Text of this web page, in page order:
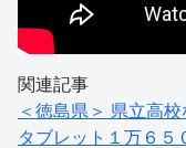
関連記事
＜徳島県＞ 県立高
タブレット１万６５